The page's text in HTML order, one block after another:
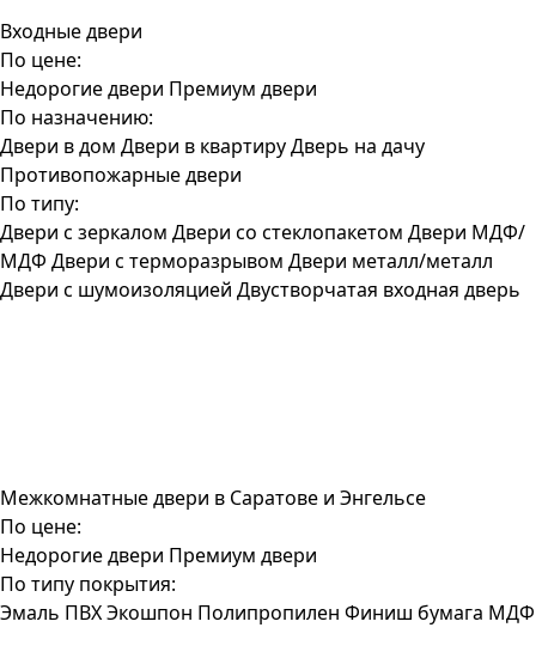
Входные двери
По цене:
Недорогие двери Премиум двери
По назначению:
Двери в дом Двери в квартируДверь на дачу
Противопожарные двери
По типу:
Двери с зеркалом Двери со стеклопакетом Двери МДФ/
МДФ Двери с терморазрывом Двери металл/металл
Двери с шумоизоляцией Двустворчатая входная дверь
Межкомнатные двери в Саратове и Энгельсе
По цене:
Недорогие двери Премиум двери
По типу покрытия:
Эмаль ПВХЭкошпон Полипропилен Финиш бумага МДФ